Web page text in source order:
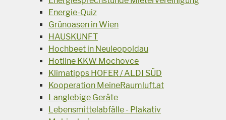
Energie-Quiz
Grünoasen in Wien
HAUSKUNFT
Hochbeet in Neuleopoldau
Hotline KKW Mochovce
Klimatipps HOFER / ALDI SÜD
Kooperation MeineRaumluft.at
Langlebige Geräte
Lebensmittelabfälle - Plakativ